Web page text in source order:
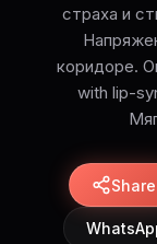
страха и
коридоре.
with lip-
Share